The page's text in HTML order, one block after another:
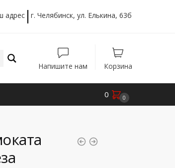
адрес г. Челябинск, ул. Елькина, 63б
Напишите нам Корзина
0 0